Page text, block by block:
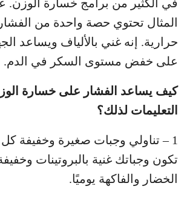
في الكثير من برامج خسارة الوزن.
حرارية. إنه غني بالألياف ويساعد
على خفض مستوى السكر في الدم.
كيف يساعد الفشار على خسارة
التعليمات لذلك؟
1 – تناولي وجبات صغيرة وخفيفة كل
تكون وجباتك غنية بالبروتينات
الخضار والفاكهة يوميًا.